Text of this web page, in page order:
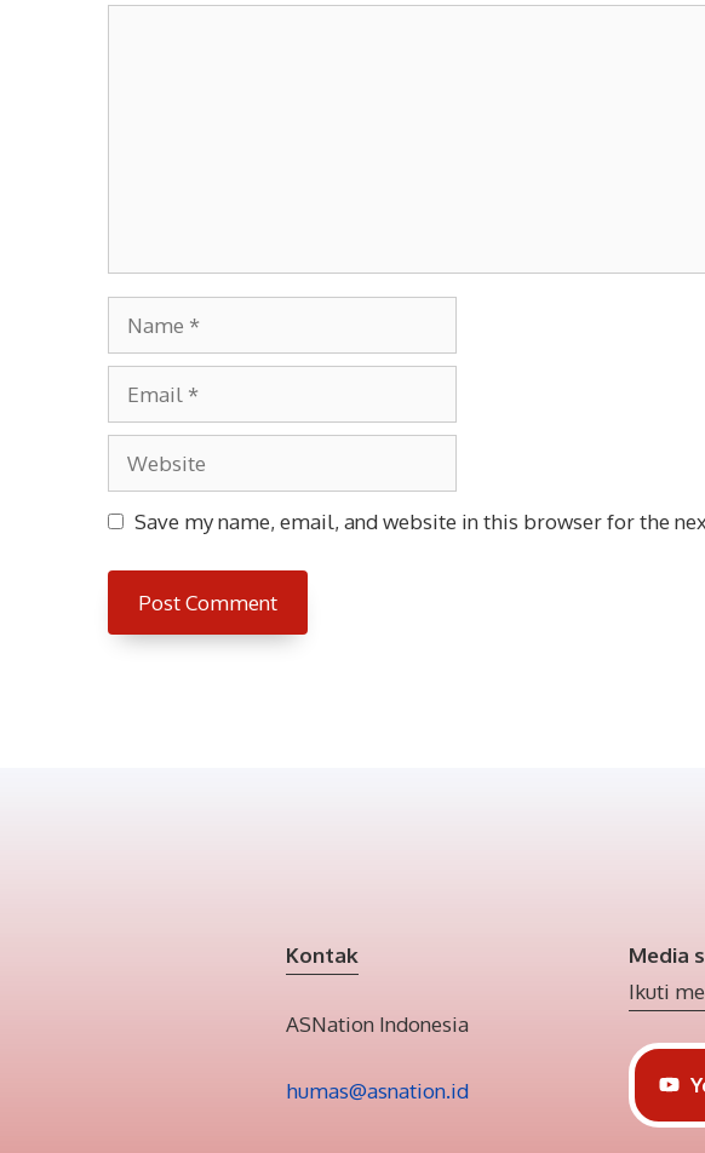
Name
Email
Website
Save my name, email, and website in this browser for the
Kontak
ASNation Indonesia
humas@asnation.id
Media
Ikuti